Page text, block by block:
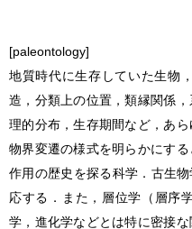
[paleontology]
地質時代に生存していた生物
造，分類上の位置，類縁関係
理的分布，生存期間など，あ
物界変遷の様式を明らかにす
作用の歴史を探る科学． 古生物
応する．また，層位学（層序
学，進化学などとは特に密接な